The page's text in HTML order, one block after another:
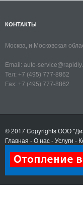
КОНТАКТЫ
Москва, и Московская
Email: auto-
Тел: +7 (495) 777-8862
Fax: +7 (495) 777-8862
© 2017 CopyrightsООО
Главная -О нас-Услуги -